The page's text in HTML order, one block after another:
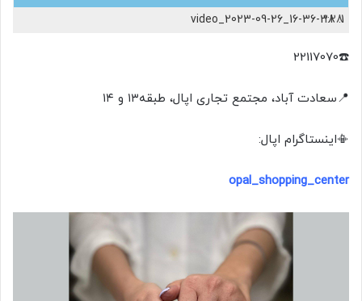
1.
video_2023-09-26_16-36-381:28
☎️22117070
📍سعادت آباد، مجتمع تجاری اپال، طبقه۱۳ و ۱۴
📳اینستاگرام اپال:
opal_shopping_center